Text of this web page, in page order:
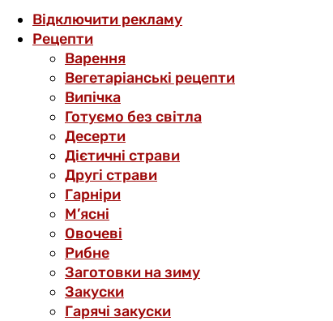
Відключити рекламу
Рецепти
Варення
Вегетаріанські рецепти
Випічка
Готуємо без світла
Десерти
Дієтичні страви
Другі страви
Гарніри
М’ясні
Овочеві
Рибне
Заготовки на зиму
Закуски
Гарячі закуски